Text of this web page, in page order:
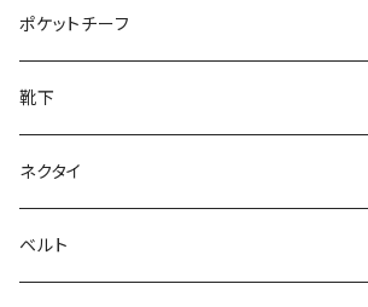
28cm～
ポケットチーフ
靴下
ネクタイ
ベルト